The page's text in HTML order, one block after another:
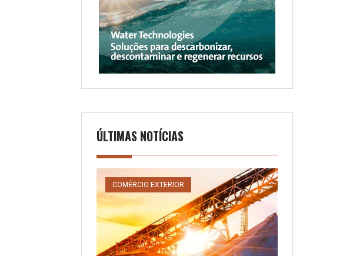
ÚLTIMAS NOTÍCIAS
COMÉRCIO EXTERIOR